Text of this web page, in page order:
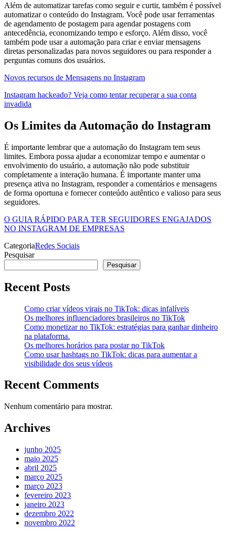
Além de automatizar tarefas como seguir e curtir, também é possível
automatizar o conteúdo do Instagram. Você pode usar ferramentas
de agendamento de postagem para agendar postagens com
antecedência, economizando tempo e esforço. Além disso, você
também pode usar a automação para criar e enviar mensagens
diretas personalizadas para novos seguidores ou para responder a
perguntas comuns dos usuários.
Novos recursos de Mensagens no Instagram
Instagram hackeado? Veja como tentar recuperar a sua conta
invadida
Os Limites da Automação do Instagram
É importante lembrar que a automação do Instagram tem seus
limites. Embora possa ajudar a economizar tempo e aumentar o
envolvimento do usuário, a automação não pode substituir
completamente a interação humana. É importante manter uma
presença ativa no Instagram, responder a comentários e mensagens
de forma oportuna e fornecer conteúdo autêntico e valioso para seus
seguidores.
O GUIA RÁPIDO PARA TER SEGUIDORES ENGAJADOS
NO INSTAGRAM DE EMPRESAS
CategoriaRedes Sociais
Pesquisar
Pesquisar
Recent Posts
Como criar vídeos virais no TikTok: dicas infalíveis
Os melhores influenciadores brasileiros no TikTok
Como monetizar no TikTok: estratégias para ganhar dinheiro
na plataforma.
Os melhores horários para postar no TikTok
Como usar hashtags no TikTok: dicas para aumentar a
visibilidade dos seus vídeos
Recent Comments
Nenhum comentário para mostrar.
Archives
junho 2025
maio 2025
abril 2025
março 2025
março 2023
fevereiro 2023
janeiro 2023
dezembro 2022
novembro 2022